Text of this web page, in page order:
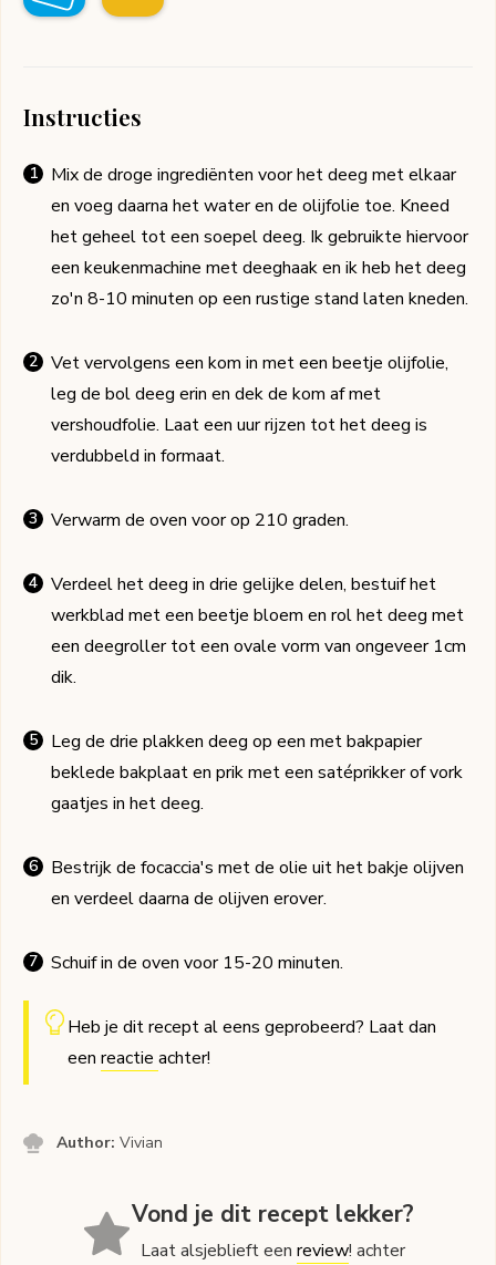
Instructies
Mix de droge ingrediënten voor het deeg met elkaar
en voeg daarna het water en de olijfolie toe. Kneed
het geheel tot een soepel deeg. Ik gebruikte hiervoor
een keukenmachine met deeghaak en ik heb het deeg
zo'n 8-10 minuten op een rustige stand laten kneden.
Vet vervolgens een kom in met een beetje olijfolie,
leg de bol deeg erin en dek de kom af met
vershoudfolie. Laat een uur rijzen tot het deeg is
verdubbeld in formaat.
Verwarm de oven voor op 210 graden.
Verdeel het deeg in drie gelijke delen, bestuif het
werkblad met een beetje bloem en rol het deeg met
een deegroller tot een ovale vorm van ongeveer 1cm
dik.
Leg de drie plakken deeg op een met bakpapier
beklede bakplaat en prik met een satéprikker of vork
gaatjes in het deeg.
Bestrijk de focaccia's met de olie uit het bakje olijven
en verdeel daarna de olijven erover.
Schuif in de oven voor 15-20 minuten.
Heb je dit recept al eens geprobeerd? Laat dan
een reactie achter!
Author:Vivian
Vond je dit recept lekker?
Laat alsjeblieft eenreview! achter